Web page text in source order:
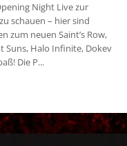
Night Live zur
schauen – hier sind
zum neuen Saint’s Row,
Suns, Halo Infinite, Dokev
Die P...